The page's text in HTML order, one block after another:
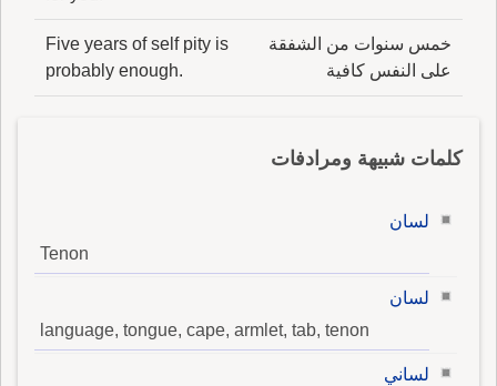
خمس سنوات من الشفقة
على النفس كافية
Five years of self pity is
probably enough.
كلمات شبيهة ومرادفات
لسان
Tenon
لسان
language, tongue, cape, armlet, tab, tenon
لساني